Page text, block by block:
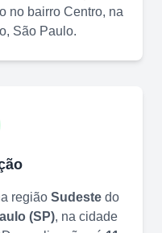
no bairro Centro, na
, São Paulo.
região Sudestedo
(SP), na cidade